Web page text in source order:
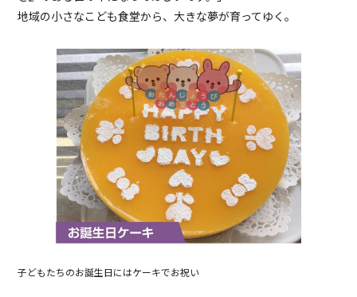
地域の小さなこども食堂から、大きな夢が育ってゆく。
子どもたちのお誕生日にはケーキでお祝い